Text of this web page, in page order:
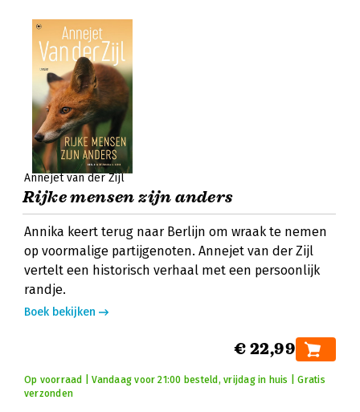
Annejet van der Zijl
Rijke mensen zijn anders
Annika keert terug naar Berlijn om wraak te nemen
op voormalige partijgenoten. Annejet van der Zijl
vertelt een historisch verhaal met een persoonlijk
randje.
Boek bekijken
€ 22,99
Op voorraad | Vandaag voor 21:00 besteld, vrijdag in huis | Gratis
verzonden